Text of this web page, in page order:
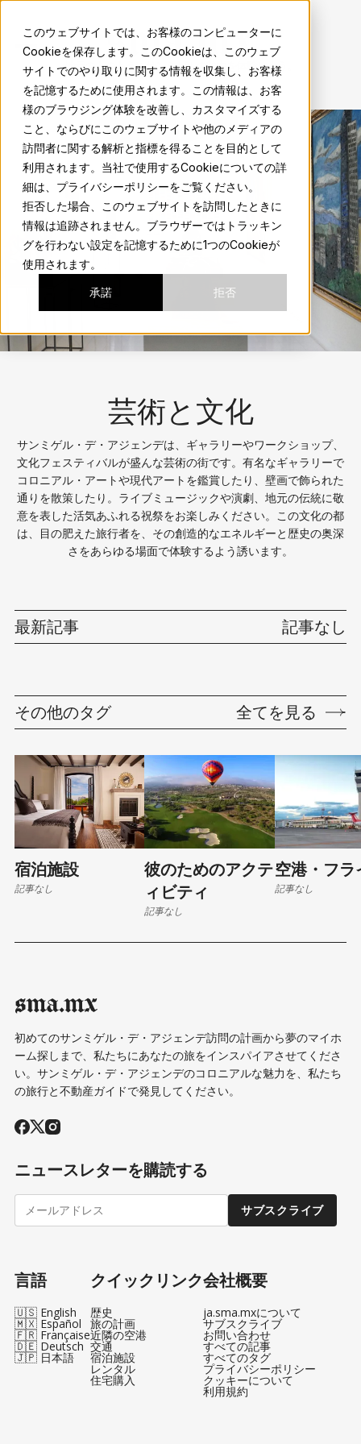
このウェブサイトでは、お客様のコンピューターに
Cookieを保存します。このCookieは、このウェブ
サイトでのやり取りに関する情報を収集し、お客様
を記憶するために使用されます。この情報は、お客
様のブラウジング体験を改善し、カスタマイズする
こと、ならびにこのウェブサイトや他のメディアの
訪問者に関する解析と指標を得ることを目的として
利用されます。当社で使用するCookieについての詳
細は、プライバシーポリシーをご覧ください。
拒否した場合、このウェブサイトを訪問したときに
情報は追跡されません。ブラウザーではトラッキン
グを行わない設定を記憶するために1つのCookieが
使用されます。
承諾 拒否
sma.mx
地元の人のようにサンミゲルの魅力を体験しよう。
芸術と文化
サンミゲル・デ・アジェンデは、ギャラリーやワークショップ、
文化フェスティバルが盛んな芸術の街です。有名なギャラリーで
コロニアル・アートや現代アートを鑑賞したり、壁画で飾られた
通りを散策したり。ライブミュージックや演劇、地元の伝統に敬
意を表した活気あふれる祝祭をお楽しみください。この文化の都
は、目の肥えた旅行者を、その創造的なエネルギーと歴史の奥深
さをあらゆる場面で体験するよう誘います。
最新記事 記事なし
その他のタグ 全てを見る
宿泊施設
記事なし
彼のためのアクテ
ィビティ
記事なし
空港・フラ
記事なし
sma.mx
初めてのサンミゲル・デ・アジェンデ訪問の計画から夢のマイホ
ーム探しまで、私たちにあなたの旅をインスパイアさせてくださ
い。サンミゲル・デ・アジェンデのコロニアルな魅力を、私たち
の旅行と不動産ガイドで発見してください。
ニュースレターを購読する
サブスクライブ
言語
🇺🇸 English
🇲🇽 Español
🇫🇷 Française
🇩🇪 Deutsch
🇯🇵 日本語
クイックリンク
歴史
旅の計画
近隣の空港
交通
宿泊施設
レンタル
住宅購入
会社概要
ja.sma.mxについて
サブスクライブ
お問い合わせ
すべての記事
すべてのタグ
プライバシーポリシー
クッキーについて
利用規約